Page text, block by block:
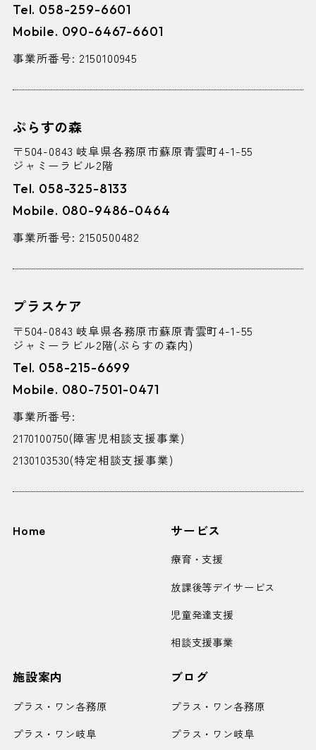
Tel. 058-259-6601
Mobile. 090-6467-6601
事業所番号: 2150100945
ぷらすの森
〒504-0843 岐阜県各務原市蘇原青雲町4-1-55
ジャミーラビル2階
Tel. 058-325-8133
Mobile. 080-9486-0464
事業所番号: 2150500482
プラスケア
〒504-0843 岐阜県各務原市蘇原青雲町4-1-55
ジャミーラビル2階(ぷらすの森内)
Tel. 058-215-6699
Mobile. 080-7501-0471
事業所番号:
2170100750(障害児相談支援事業)
2130103530(特定相談支援事業)
Home サービス
療育・支援
放課後等デイサービス
児童発達支援
相談支援事業
施設案内
プラス・ワン各務原
プラス・ワン岐阜
ブログ
プラス・ワン各務原
プラス・ワン岐阜